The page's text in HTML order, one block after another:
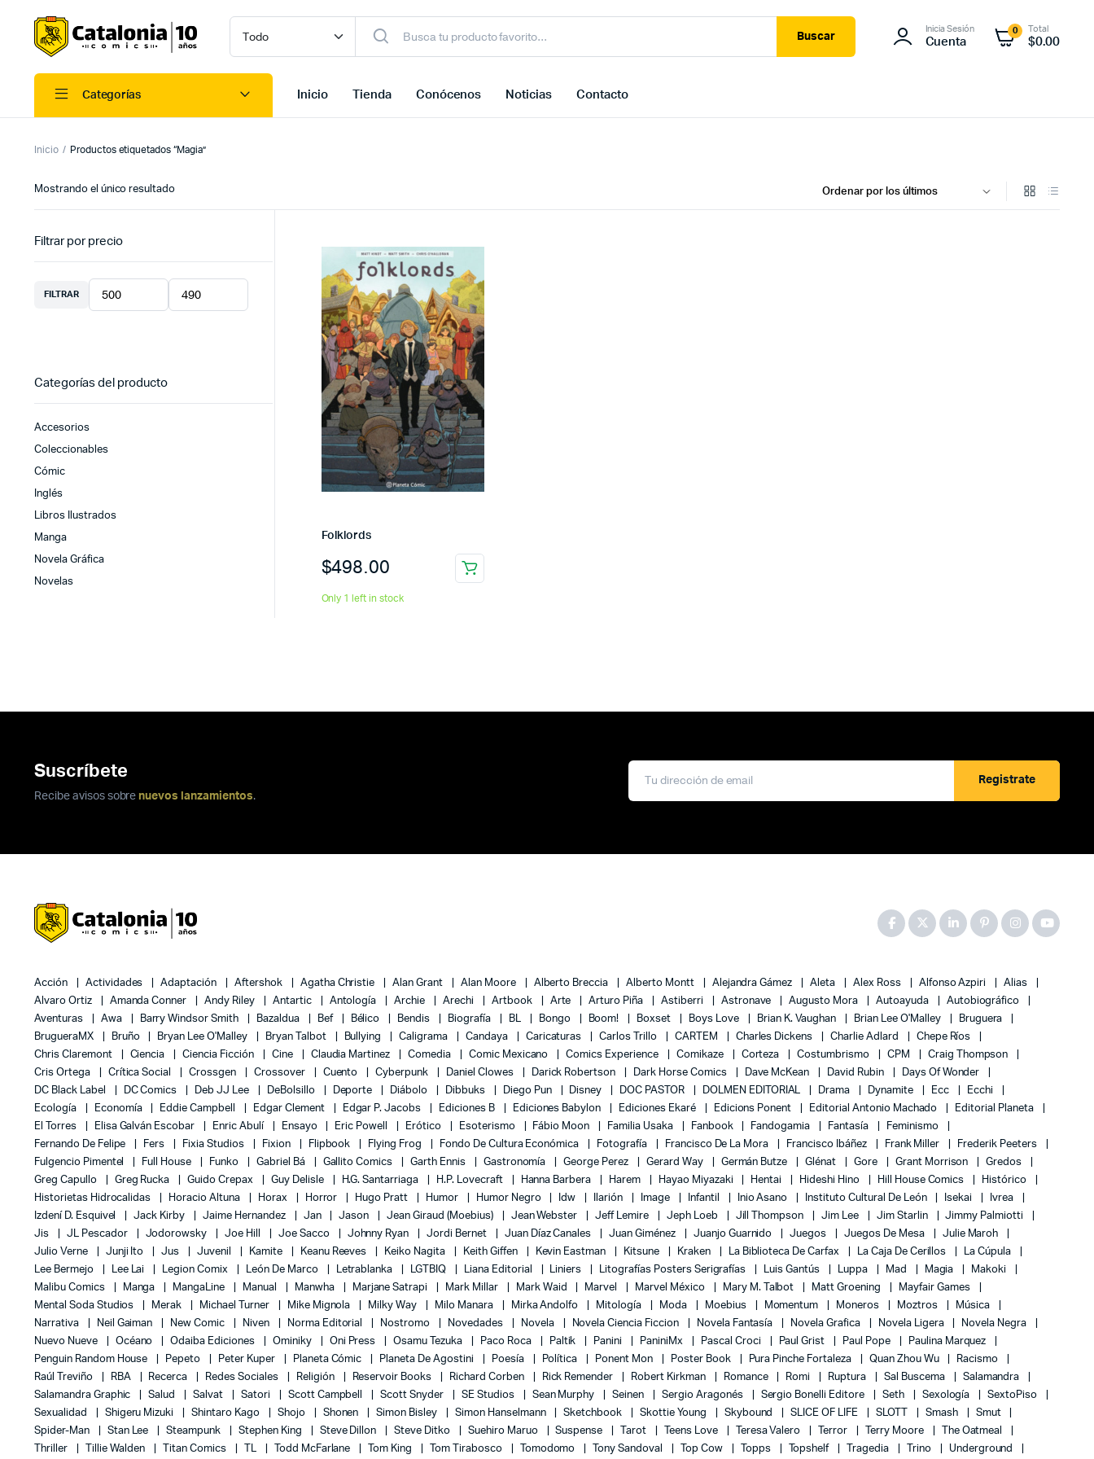
Buscar
Inicia Sesión
Cuenta
0 Total
$0.00
Categorías Inicio Tienda Conócenos Noticias Contacto
Inicio Productos etiquetados “Magia”
Mostrando el único resultado
Folklords
$498.00
Only 1 left in stock
Filtrar por precio
FILTRAR
Categorías del producto
Accesorios
Coleccionables
Cómic
Inglés
Libros Ilustrados
Manga
Novela Gráfica
Novelas
Suscríbete
Recibe avisos sobre nuevos lanzamientos.
Registrate
Acción Actividades Adaptación Aftershok Agatha Christie Alan Grant Alan Moore Alberto Breccia Alberto Montt Alejandra Gámez Aleta Alex Ross Alfonso Azpiri
Alias
Alvaro Ortiz
Amanda Conner Andy Riley Antartic Antología Archie Arechi Artbook Arte Arturo Piña Astiberri Astronave Augusto Mora Autoayuda
Autobiográfico
Aventuras
Awa Barry Windsor Smith Bazaldua Bef Bélico Bendis Biografía BL Bongo Boom! Boxset Boys Love Brian K. Vaughan Brian Lee O'Malley
Bruguera
BrugueraMX
Bruño Bryan Lee O'Malley Bryan Talbot Bullying Caligrama Candaya Caricaturas Carlos Trillo CARTEM Charles Dickens Charlie Adlard
Chepe Ríos
Chris Claremont
Ciencia Ciencia Ficción Cine Claudia Martinez Comedia Comic Mexicano Comics Experience Comikaze Corteza Costumbrismo CPM
Craig Thompson
Cris Ortega
Crítica Social Crossgen Crossover Cuento Cyberpunk Daniel Clowes Darick Robertson Dark Horse Comics Dave McKean David Rubin
Days Of Wonder
DC Black Label
DC Comics Deb JJ Lee DeBolsillo Deporte Diábolo Dibbuks Diego Pun Disney DOC PASTOR DOLMEN EDITORIAL Drama Dynamite Ecc
Ecchi
Ecología
Economía Eddie Campbell Edgar Clement Edgar P. Jacobs Ediciones B Ediciones Babylon Ediciones Ekaré Edicions Ponent Editorial Antonio Machado
Editorial Planeta
El Torres
Elisa Galván Escobar Enric Abulí Ensayo Eric Powell Erótico Esoterismo Fábio Moon Familia Usaka Fanbook Fandogamia Fantasía
Feminismo
Fernando De Felipe
Fers Fixia Studios Fixion Flipbook Flying Frog Fondo De Cultura Económica Fotografía Francisco De La Mora Francisco Ibáñez Frank Miller
Frederik Peeters
Fulgencio Pimentel
Full House Funko Gabriel Bá Gallito Comics Garth Ennis Gastronomía George Perez Gerard Way Germán Butze Glénat Gore Grant Morrison
Gredos
Greg Capullo
Greg Rucka Guido Crepax Guy Delisle H.G. Santarriaga H.P. Lovecraft Hanna Barbera Harem Hayao Miyazaki Hentai Hideshi Hino Hill House Comics
Histórico
Historietas Hidrocalidas
Horacio Altuna Horax Horror Hugo Pratt Humor Humor Negro Idw Ilarión Image Infantil Inio Asano Instituto Cultural De León Isekai
Ivrea
Izdení D. Esquivel
Jack Kirby Jaime Hernandez Jan Jason Jean Giraud (Moebius) Jean Webster Jeff Lemire Jeph Loeb Jill Thompson Jim Lee Jim Starlin
Jimmy Palmiotti
Jis
JL Pescador Jodorowsky Joe Hill Joe Sacco Johnny Ryan Jordi Bernet Juan Díaz Canales Juan Giménez Juanjo Guarnido Juegos Juegos De Mesa
Julie Maroh
Julio Verne
Junji Ito Jus Juvenil Kamite Keanu Reeves Keiko Nagita Keith Giffen Kevin Eastman Kitsune Kraken La Biblioteca De Carfax La Caja De Cerillos
La Cúpula
Lee Bermejo
Lee Lai Legion Comix León De Marco Letrablanka LGTBIQ Liana Editorial Liniers Litografías Posters Serigrafías Luis Gantús Luppa Mad Magia
Makoki
Malibu Comics
Manga MangaLine Manual Manwha Marjane Satrapi Mark Millar Mark Waid Marvel Marvel México Mary M. Talbot Matt Groening
Mayfair Games
Mental Soda Studios
Merak Michael Turner Mike Mignola Milky Way Milo Manara Mirka Andolfo Mitología Moda Moebius Momentum Moneros Moztros
Música
Narrativa
Neil Gaiman New Comic Niven Norma Editorial Nostromo Novedades Novela Novela Ciencia Ficcion Novela Fantasía Novela Grafica Novela Ligera
Novela Negra
Nuevo Nueve
Océano Odaiba Ediciones Ominiky Oni Press Osamu Tezuka Paco Roca Paltik Panini PaniniMx Pascal Croci Paul Grist Paul Pope
Paulina Marquez
Penguin Random House
Pepeto Peter Kuper Planeta Cómic Planeta De Agostini Poesía Política Ponent Mon Poster Book Pura Pinche Fortaleza Quan Zhou Wu
Racismo
Raúl Treviño
RBA Recerca Redes Sociales Religión Reservoir Books Richard Corben Rick Remender Robert Kirkman Romance Romi Ruptura Sal Buscema
Salamandra
Salamandra Graphic
Salud Salvat Satori Scott Campbell Scott Snyder SE Studios Sean Murphy Seinen Sergio Aragonés Sergio Bonelli Editore Seth Sexología
SextoPiso
Sexualidad
Shigeru Mizuki Shintaro Kago Shojo Shonen Simon Bisley Simon Hanselmann Sketchbook Skottie Young Skybound SLICE OF LIFE SLOTT Smash
Smut
Spider-Man
Stan Lee Steampunk Stephen King Steve Dillon Steve Ditko Suehiro Maruo Suspense Tarot Teens Love Teresa Valero Terror Terry Moore
The Oatmeal
Thriller
Tillie Walden Titan Comics TL Todd McFarlane Tom King Tom Tirabosco Tomodomo Tony Sandoval Top Cow Topps Topshelf Tragedia Trino Underground